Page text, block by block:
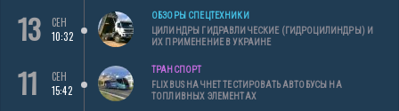
13
СЕН
10:32
ОБЗОРЫ СПЕЦТЕХНИКИ
ЦИЛИНДРЫ ГИДРАВЛИЧЕСКИЕ (ГИДРОЦИЛИНДРЫ) И
ИХ ПРИМЕНЕНИЕ В УКРАИНЕ
11
СЕН
15:42
ТРАНСПОРТ
FLIXBUS НАЧНЕТ ТЕСТИРОВАТЬ АВТОБУСЫ НА
ТОПЛИВНЫХ ЭЛЕМЕНТАХ